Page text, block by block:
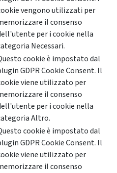
vengono utilizzati per
il consenso
per i cookie nella
Necessari.
cookie è impostato dal
GDPR Cookie Consent. Il
viene utilizzato per
il consenso
per i cookie nella
Altro.
cookie è impostato dal
GDPR Cookie Consent. Il
viene utilizzato per
il consenso